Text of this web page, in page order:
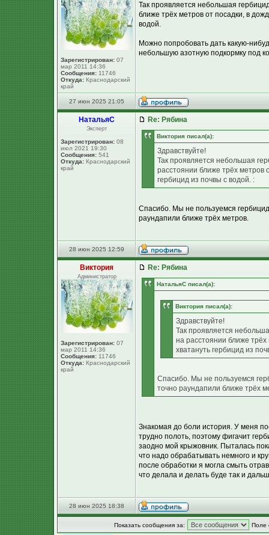
Зарегистрирован: 07
мар 2011 14:36
Сообщения: 11746
Откуда: Краснодарский
край
Так проявляется небольшая
ближе трёх метров от посадки, в
водой.
Можно попробовать дать какую-
небольшую азотную подкормку под
27 июн 2025 21:05
НатальяС
Эксперт
Зарегистрирован: 08
июл 2021 19:30
Сообщения: 541
Откуда: Краснодарский
край
Re: Рябина
Виктория писал(а):
Здравствуйте!
Так проявляется небольшая
расстоянии ближе трёх метров
гербицид из почвы с водой. :
Спасибо. Мы не пользуемся
раундапили ближе трёх метров.
28 июн 2025 12:59
Виктория
Администратор
Зарегистрирован: 07
мар 2011 14:36
Сообщения: 11746
Откуда: Краснодарский
край
Re: Рябина
НатальяС писал(а):
Виктория писал(а):
Здравствуйте!
Так проявляется
на расстоянии ближе
хватануть гербицид из
Спасибо. Мы не пользуемся
точно раундапили ближе трёх
Знакомая до боли история. У меня
трудно полоть, поэтому фигачит
заодно мой крыжовник. Пыталась
что надо обрабатывать немного и
после обработки я могла смыть
что делала и делать буде так и
28 июн 2025 18:38
Показать сообщения за: Поле